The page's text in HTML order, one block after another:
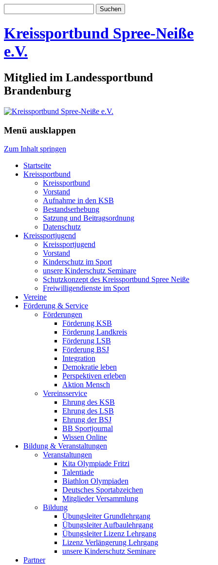
nach:
Kreissportbund Spree-Neiße
e.V.
Mitglied im Landessportbund
Brandenburg
Menü ausklappen
Zum Inhalt springen
Startseite
Kreissportbund
Kreissportbund
Vorstand
Aufnahme in den KSB
Bestandserhebung
Satzung und Beitragsordnung
Datenschutz
Kreissportjugend
Kreissportjugend
Vorstand
Kinderschutz im Sport
unsere Kinderschutz Seminare
Schutzkonzept des Kreissportbund Spree Neiße
Freiwilligendienste im Sport
Vereine
Förderung & Service
Förderungen
Förderung KSB
Förderung Landkreis
Förderung LSB
Förderung BSJ
Integration
Demokratie leben
Perspektiven erleben
Aktion Mensch
Vereinsservice
Ehrung des KSB
Ehrung des LSB
Ehrung der BSJ
BB Sportjournal
Wissen Online
Bildung & Veranstaltungen
Veranstaltungen
Kita Olympiade Fritzi
Talentiade
Biathlon Olympiaden
Deutsches Sportabzeichen
Mitglieder Versammlung
Bildung
Übungsleiter Grundlehrgang
Übungsleiter Aufbaulehrgang
Übungsleiter Lizenz Lehrgang
Lizenz Verlängerung Lehrgang
unsere Kinderschutz Seminare
Partner